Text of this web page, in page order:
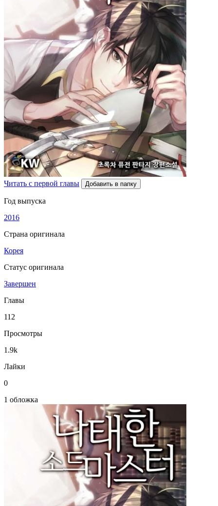
Читать с первой главы Добавить в папку
Год выпуска
2016
Страна оригинала
Корея
Статус оригинала
Завершен
Главы
112
Просмотры
1.9k
Лайки
0
1 обложка